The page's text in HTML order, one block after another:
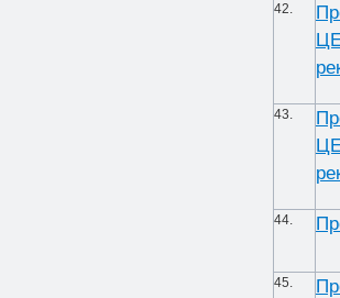
42.
43.
44.
45.